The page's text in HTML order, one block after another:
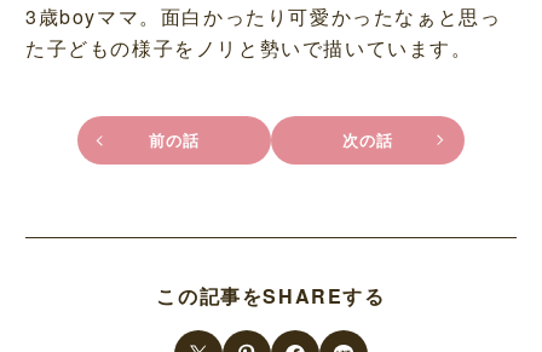
3歳boyママ。面白かったり可愛かったなぁと思っ
た子どもの様子をノリと勢いで描いています。
前の話 次の話
この記事をSHAREする